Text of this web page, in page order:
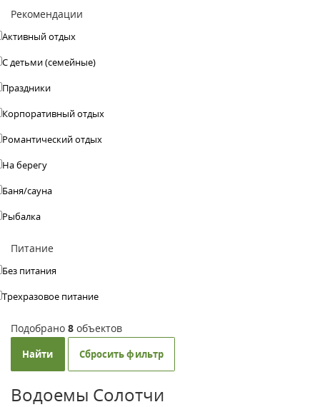
Рекомендации
Активный отдых
С детьми (семейные)
Праздники
Корпоративный отдых
Романтический отдых
На берегу
Баня/сауна
Рыбалка
Питание
Без питания
Трехразовое питание
Подобрано 8 объектов
Найти Сбросить фильтр
Водоемы Солотчи